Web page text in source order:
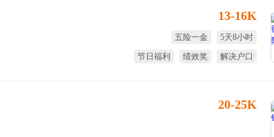
13-16K
五险一金
5天8小时
节日福利
绩效奖
解决户口
20-25K